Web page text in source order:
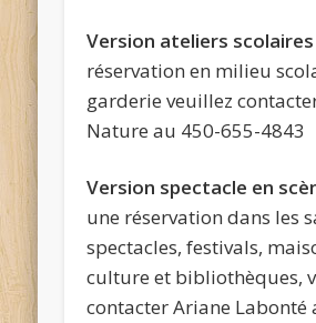
Version ateliers scolaires
réservation en milieu
garderie veuillez
Nature au 450-655-4843
Version spectacle en
une réservation dans les
spectacles, festivals,
culture et bibliothèques,
contacter Ariane Labonté